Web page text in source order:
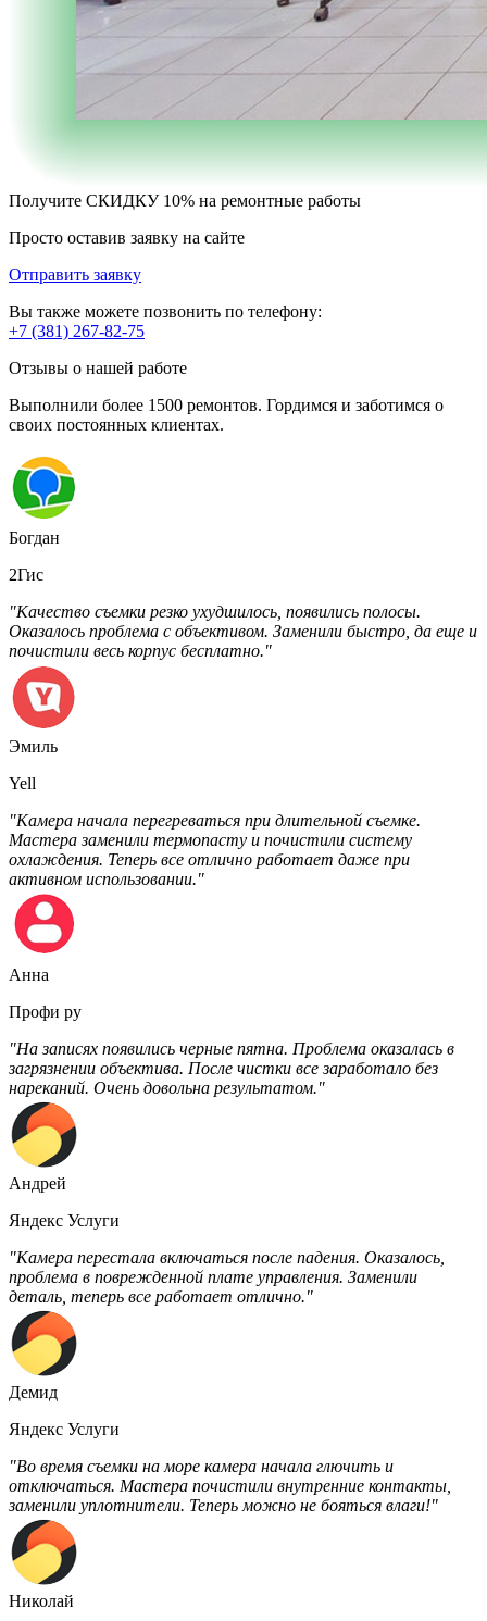
Получите СКИДКУ 10% на ремонтные работы
Просто оставив заявку на сайте
Отправить заявку
Вы также можете позвонить по телефону:
+7 (381) 267-82-75
Отзывы о нашей работе
Выполнили более 1500 ремонтов. Гордимся и заботимся о
своих постоянных клиентах.
Богдан
2Гис
"Качество съемки резко ухудшилось, появились полосы.
Оказалось проблема с объективом. Заменили быстро, да еще и
почистили весь корпус бесплатно."
Эмиль
Yell
"Камера начала перегреваться при длительной съемке.
Мастера заменили термопасту и почистили систему
охлаждения. Теперь все отлично работает даже при
активном использовании."
Анна
Профи ру
"На записях появились черные пятна. Проблема оказалась в
загрязнении объектива. После чистки все заработало без
нареканий. Очень довольна результатом."
Андрей
Яндекс Услуги
"Камера перестала включаться после падения. Оказалось,
проблема в поврежденной плате управления. Заменили
деталь, теперь все работает отлично."
Демид
Яндекс Услуги
"Во время съемки на море камера начала глючить и
отключаться. Мастера почистили внутренние контакты,
заменили уплотнители. Теперь можно не бояться влаги!"
Николай